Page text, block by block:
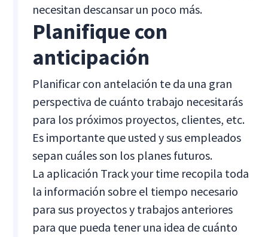
necesitan descansar un poco más.
Planifique con
anticipación
Planificar con antelación te da una gran
perspectiva de cuánto trabajo necesitarás
para los próximos proyectos, clientes, etc.
Es importante que usted y sus empleados
sepan cuáles son los planes futuros.
La aplicación Track your time recopila toda
la información sobre el tiempo necesario
para sus proyectos y trabajos anteriores
para que pueda tener una idea de cuánto